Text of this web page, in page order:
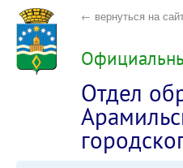
← вернуться на
округа
Отдел